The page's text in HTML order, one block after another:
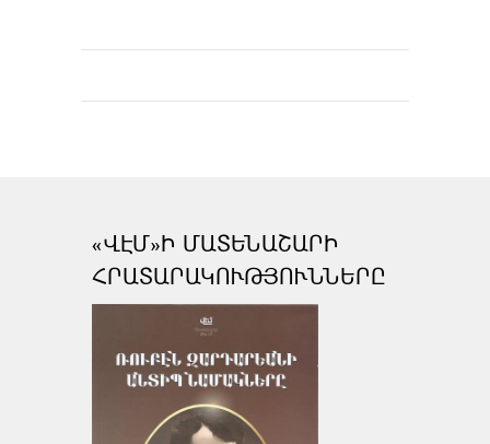
«ՎԷՄ»Ի ՄԱՏԵՆԱՇԱՐԻ
ՀՐԱՏԱՐԱԿՈՒԹՅՈՒՆՆԵՐԸ